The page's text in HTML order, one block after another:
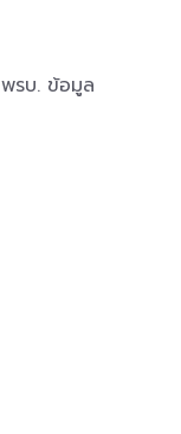
รบ. ข้อมูล